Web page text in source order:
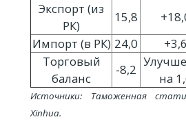
Экспорт (из
РК)
15,8
Импорт (в РК) 24,0 +3,6
Торговый
баланс
-8,2
на
Источники: Таможенная
Xinhua.